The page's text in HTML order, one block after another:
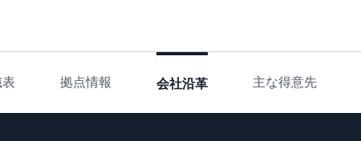
拠点情報 会社沿革 主な得意先